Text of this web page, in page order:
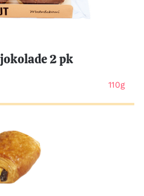
2 pk
110g